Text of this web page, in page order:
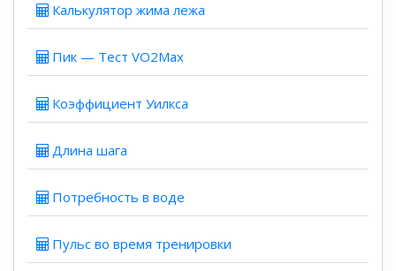
Калькулятор жима лежа
Пик — Тест VO2Max
Коэффициент Уилкса
Длина шага
Потребность в воде
Пульс во время тренировки